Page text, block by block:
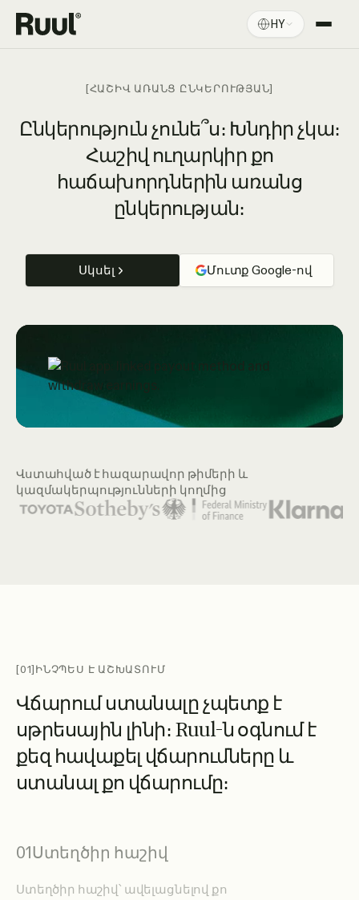
Ruul-ի գլխավոր էջ HY
Ռեսուրսներ
[ՀԱՇԻՎ ԱՌԱՆՑ ԸՆԿԵՐՈՒԹՅԱՆ]
Ընկերություն չունե՞ս։ Խնդիր չկա։
Հաշիվ ուղարկիր քո
հաճախորդներին առանց
ընկերության։
Սկսել Մուտք Google-ով
Վստահված է հազարավոր թիմերի և
կազմակերպությունների կողմից
[01]ԻՆՉՊԵՍ Է ԱՇԽԱՏՈՒՄ
Վճարումստանալըչպետք է
սթրեսային լինի։Ruul-նօգնումէ
քեզ հավաքել վճարումները և
ստանալ քո վճարումը։
01Ստեղծիր հաշիվ
Ստեղծիր հաշիվ՝ ավելացնելով քո